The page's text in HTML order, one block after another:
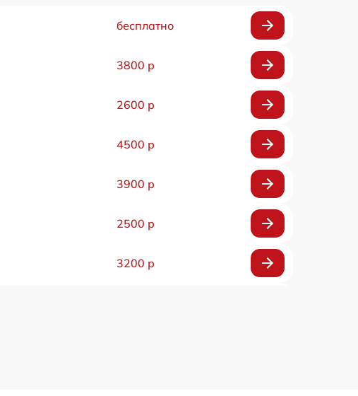
бесплатно
3800 р
2600 р
4500 р
3900 р
2500 р
3200 р